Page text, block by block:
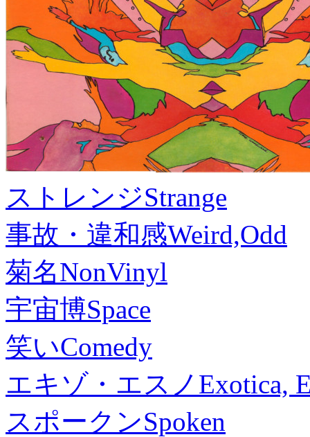
ストレンジStrange
事故・違和感Weird,Odd
菊名NonVinyl
宇宙博Space
笑いComedy
エキゾ・エスノ Exotica,
スポークンSpoken